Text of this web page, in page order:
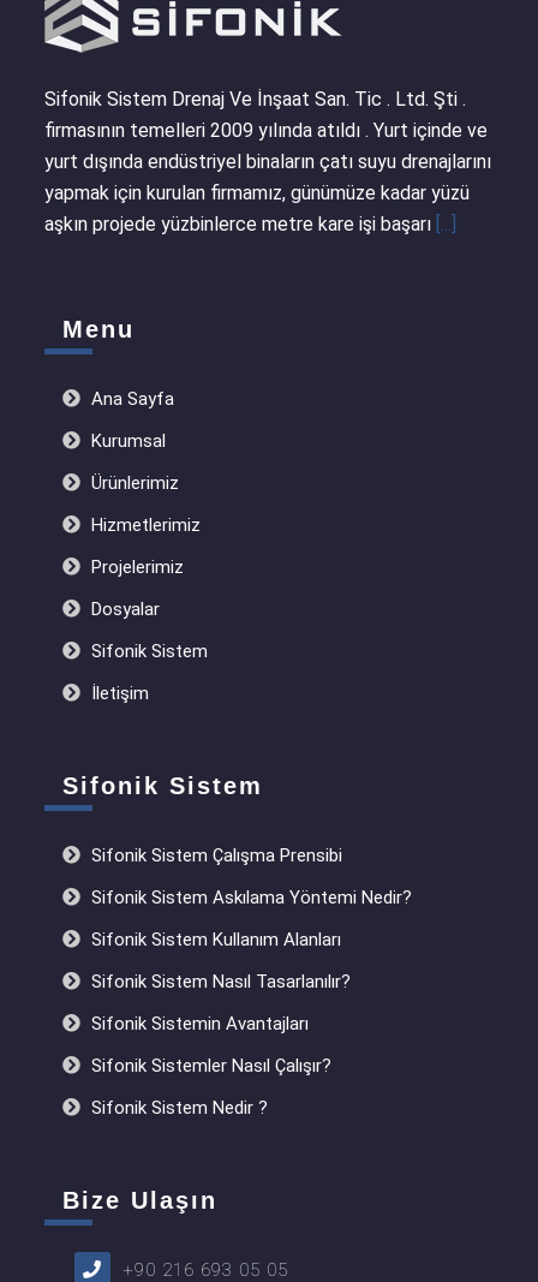
Sifonik Sistem Drenaj Ve İnşaat San. Tic . Ltd. Şti .
firmasının temelleri 2009 yılında atıldı . Yurt içinde ve
yurt dışında endüstriyel binaların çatı suyu drenajlarını
yapmak için kurulan firmamız, günümüze kadar yüzü
aşkın projede yüzbinlerce metre kare işi başarı
Menu
Ana Sayfa
Kurumsal
Ürünlerimiz
Hizmetlerimiz
Projelerimiz
Dosyalar
Sifonik Sistem
İletişim
Sifonik Sistem
Sifonik Sistem Çalışma Prensibi
Sifonik Sistem Askılama Yöntemi Nedir?
Sifonik Sistem Kullanım Alanları
Sifonik Sistem Nasıl Tasarlanılır?
Sifonik Sistemin Avantajları
Sifonik Sistemler Nasıl Çalışır?
Sifonik Sistem Nedir ?
Bize Ulaşın
+90 216 693 05 05